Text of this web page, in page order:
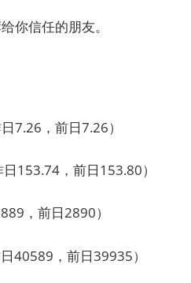
你信任的朋友。
7.26，前日7.26）
153.74，前日153.80）
，前日2890）
40589，前日39935）